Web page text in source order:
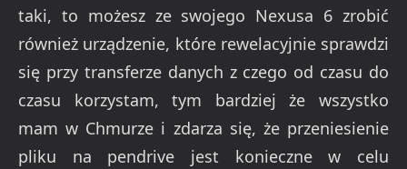
taki, to możesz ze swojego Nexusa 6 zrobić
również urządzenie, które rewelacyjnie sprawdzi
się przy transferze danych z czego od czasu do
czasu korzystam, tym bardziej że wszystko
mam w Chmurze i zdarza się, że przeniesienie
pliku na pendrive jest konieczne w celu